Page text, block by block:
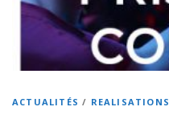
ACTUALITÉS / REALISATIONS